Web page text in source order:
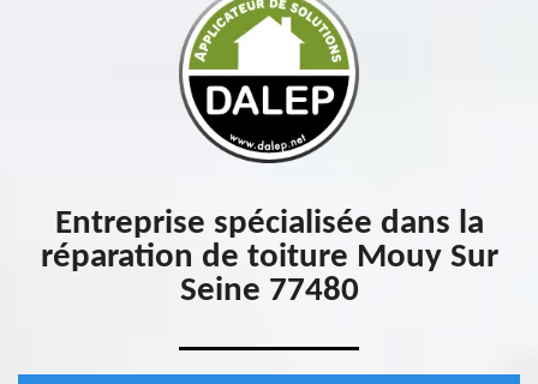
Entreprise spécialisée dans la
réparation de toiture Mouy Sur
Seine 77480